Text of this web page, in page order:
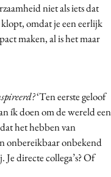
niet als iets dat
omdat je een eerlijk
maken, al is het maar
‘Ten eerste geloof
ík doen om de wereld een
het hebben van
onbereikbaar onbekend
directe collega’s? Of